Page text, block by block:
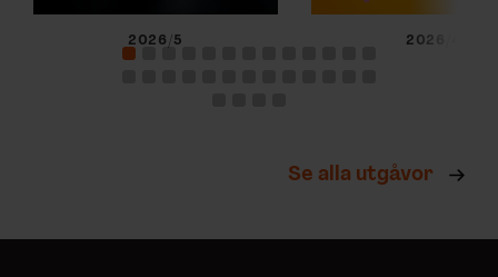
2026/5 2026/4
Se alla utgåvor